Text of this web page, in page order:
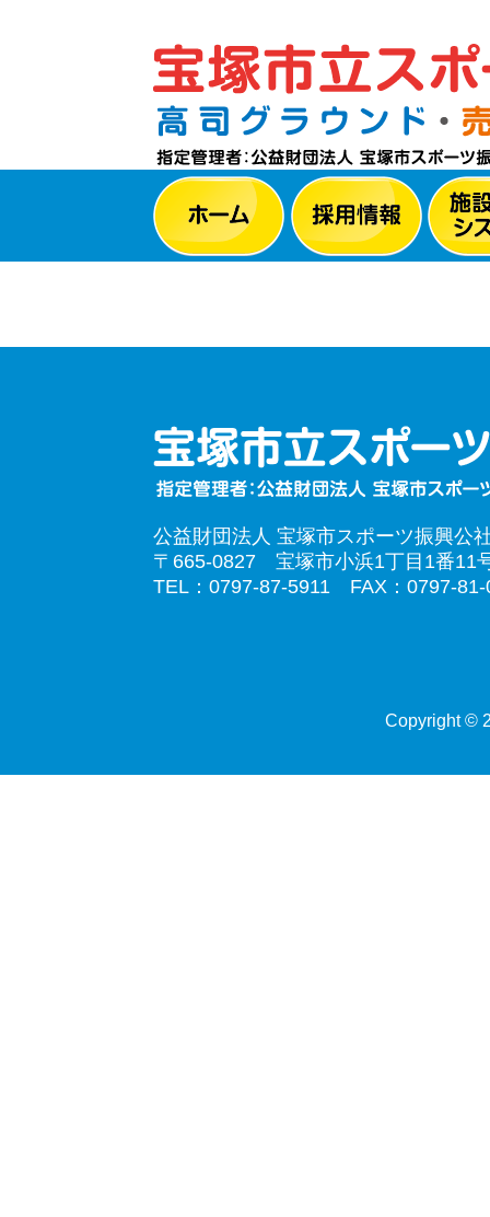
公益財団法人 宝塚市スポーツ振興公
〒665-0827 宝塚市小浜1丁目1番11
TEL：0797-87-5911 FAX：0797-81-
Copyright ©